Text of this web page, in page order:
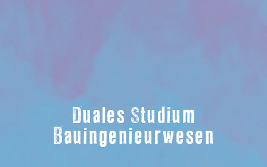
Duales Studium
Bauingenieurwesen